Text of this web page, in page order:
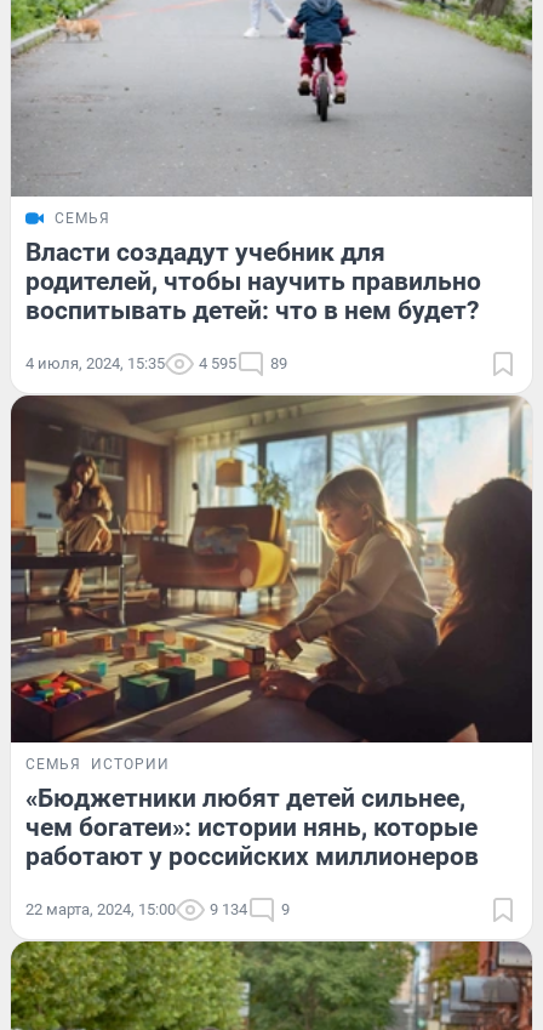
СЕМЬЯ
Власти создадут учебник для
родителей, чтобы научить правильно
воспитывать детей: что в нем будет?
4 июля, 2024, 15:35 4 595 89
СЕМЬЯ ИСТОРИИ
«Бюджетники любят детей сильнее,
чем богатеи»: истории нянь, которые
работают у российских миллионеров
22 марта, 2024, 15:00 9 134 9